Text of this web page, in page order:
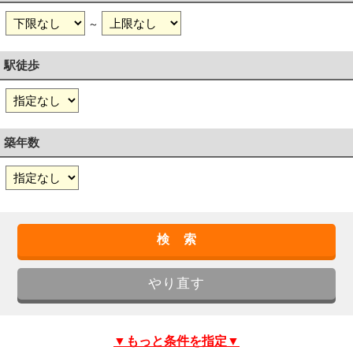
～
駅徒歩
築年数
▼もっと条件を指定▼